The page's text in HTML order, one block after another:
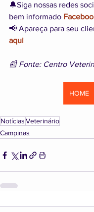
🔔Siga nossas redes
bem informado
📢 Apareça para seu
aqui
📰 Fonte: Centro
HOME
NotíciasVeterinário
Campinas